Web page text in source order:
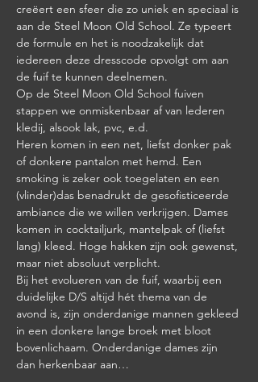
creëert een sfeer die zo uniek en speciaal is
aan de Steel Moon Old School. Ze typeert
de formule en het is noodzakelijk dat
iedereen deze dresscode opvolgt om aan
de fuif te kunnen deelnemen.
Op de Steel Moon Old School fuiven
stappen we onmiskenbaar af van lederen
kledij, alsook lak, pvc, e.d.
Heren komen in een net, liefst donker pak
of donkere pantalon met hemd. Een
smoking is zeker ook toegelaten en een
(vlinder)das benadrukt de gesofisticeerde
ambiance die we willen verkrijgen. Dames
komen in cocktailjurk, mantelpak of (liefst
lang) kleed. Hoge hakken zijn ook gewenst,
maar niet absoluut verplicht.
Bij het evolueren van de fuif, waarbij een
duidelijke D/S altijd hét thema van de
avond is, zijn onderdanige mannen gekleed
in een donkere lange broek met bloot
bovenlichaam. Onderdanige dames zijn
dan herkenbaar aan…